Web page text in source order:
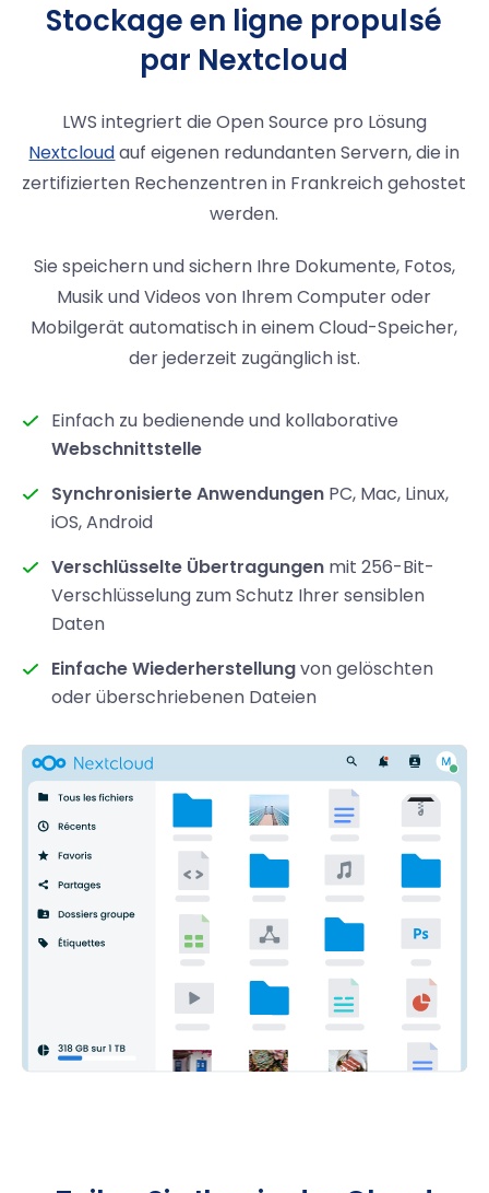
Stockage en ligne propulsé
par Nextcloud
LWS integriert die Open Source pro Lösung
Nextcloudauf eigenen redundanten Servern, die in
zertifizierten Rechenzentren in Frankreich gehostet
werden.
Sie speichern und sichern Ihre Dokumente, Fotos,
Musik und Videos von Ihrem Computer oder
Mobilgerät automatisch in einem Cloud-Speicher,
der jederzeit zugänglich ist.
Einfach zu bedienende und kollaborative
Webschnittstelle
Synchronisierte Anwendungen PC, Mac, Linux,
iOS, Android
Verschlüsselte Übertragungen mit 256-Bit-
Verschlüsselung zum Schutz Ihrer sensiblen
Daten
Einfache Wiederherstellungvon gelöschten
oder überschriebenen Dateien